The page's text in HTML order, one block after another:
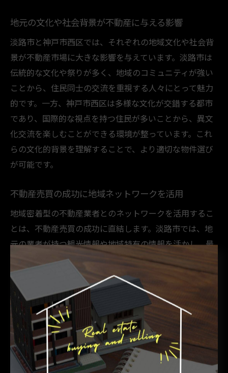
地元の文化や社会背景が不動産に与える影響
淡路市と神戸市西区では、それぞれの地域文化や社会背
景が不動産市場に大きな影響を与えています。淡路市は
伝統的な文化や祭りが多く、地域のコミュニティが強い
ことから、住民同士の交流を重視する人々にとって魅力
的です。一方、神戸市西区は多様な文化が交錯する都市
であり、国際的な視点を持つ住民が多いことから、異文
化交流を楽しむことができる環境が整っています。これ
らの文化的背景を理解することで、より適切な物件選び
が可能です。
不動産売買の成功に地域ネットワークを活用
地域密着型の不動産業者とのネットワークを活用するこ
とは、不動産売買の成功に直結します。淡路市では、地
元の業者が持つ観光情報や地域特有の情報を活かし、最
適な物件を提案してもらうことができます。神戸市西区
では、都市の再開発計画やインフラ整備の情報をいち早
くキャッチし、将来的に価値が上がる物件を見つけるこ
とが可能です。こうしたネットワークを駆使すること
で、理想の不動産取引を実現しましょう。
淡路市と神戸市西区の魅力的な不動産要素
淡路市と神戸市西区には、それぞれ魅力的な不動産要素